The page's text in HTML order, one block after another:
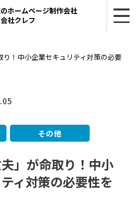
ホームページ制作会社
社クレフ
り！中小企業セキュリティ対策の必要
夫」が命取り！中小
ィ対策の必要性を
その他